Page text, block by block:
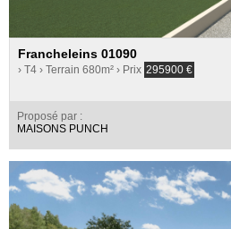
Francheleins 01090
› T4 › Terrain 680m² › Prix 295900 €
Proposé par :
MAISONS PUNCH